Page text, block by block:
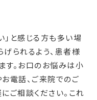
」と感じる方も多い場
られるよう、患者様
す。お口のお悩みは小
電話、ご来院でのご
ご相談ください。これ